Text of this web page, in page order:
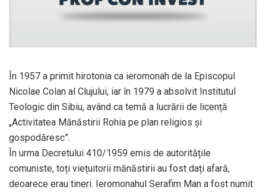
În 1957 a primit hirotonia ca ieromonah de la Episcopul
Nicolae Colan al Clujului, iar în 1979 a absolvit Institutul
Teologic din Sibiu, având ca temă a lucrării de licență
„Activitatea Mănăstirii Rohia pe plan religios și
gospodăresc”.
În urma Decretului 410/1959 emis de autoritățile
comuniste, toți viețuitorii mănăstirii au fost dați afară,
deoarece erau tineri. Ieromonahul Serafim Man a fost numit